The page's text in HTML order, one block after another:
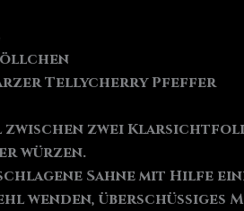
Tellycherry Pfeffer
zwischen zwei
würzen.
Sahne mit Hilfe
wenden, überschüssiges